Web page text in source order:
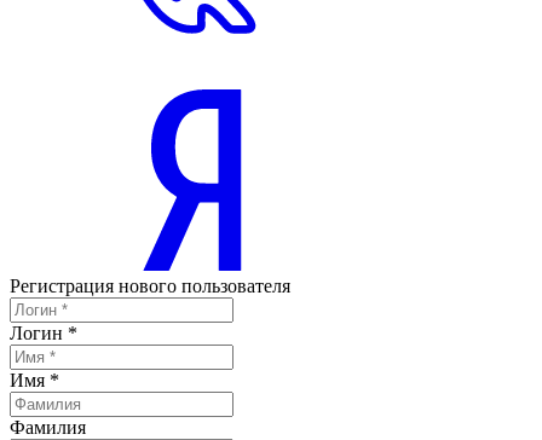
Регистрация нового пользователя
Логин *
Имя *
Фамилия